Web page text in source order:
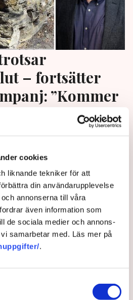
cookies
liknande tekniker för att
din användarupplevelse
annonserna till våra
även information som
de sociala medier och annons-
samarbetar med. Läs mer på
.
– fortsätter
”Kommer
mot en planerad gruva är
800 000 nya skattekronor
”Kommunens strategi går
för svensk
Tobias Kluge, branschjurist